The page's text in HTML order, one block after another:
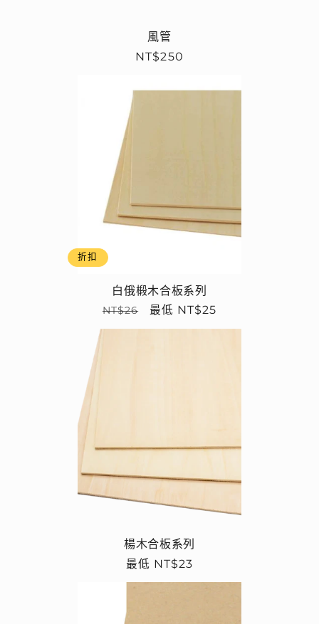
風管
定
NT$250
折扣
白俄椴木合板系列
定
NT$26
售
最低 NT$25
楊木合板系列
定
最低 NT$23